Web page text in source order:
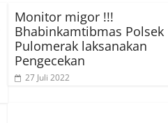
Monitor migor !!!
Bhabinkamtibmas Polsek
Pulomerak laksanakan
Pengecekan
27 Juli 2022